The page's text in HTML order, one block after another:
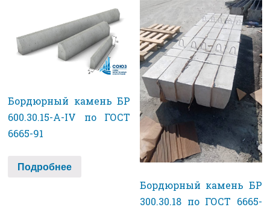
Бордюрный камень БР
600.30.15-А-IV по ГОСТ
6665-91
Подробнее
Бордюрный камень БР
300.30.18 по ГОСТ 6665-